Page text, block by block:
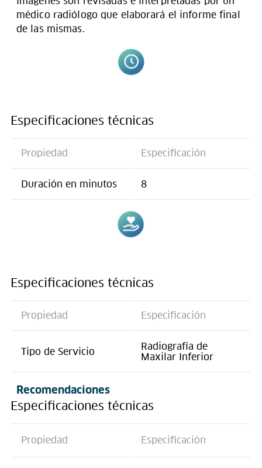
médico radiólogo que elaborará el informe final
de las mismas.
Especificaciones técnicas
Propiedad Especificación
Duración en minutos 8
Especificaciones técnicas
Propiedad Especificación
Tipo de Servicio
Radiografía de
Maxilar Inferior
Recomendaciones
Especificaciones técnicas
Propiedad Especificación